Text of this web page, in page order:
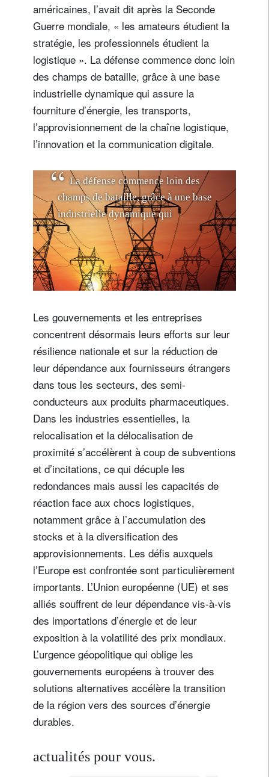
américaines, l’avait dit après la Seconde
Guerre mondiale, « les amateurs étudient la
stratégie, les professionnels étudient la
logistique ». La défense commence donc loin
des champs de bataille, grâce à une base
industrielle dynamique qui assure la
fourniture d’énergie, les transports,
l’approvisionnement de la chaîne logistique,
l’innovation et la communication digitale.
La défense commence loin des
champs de bataille, grâce à une base
industrielle dynamique qui ass
a
four d’ erg ,
Les gouvernements et les entreprises
concentrent désormais leurs efforts sur leur
résilience nationale et sur la réduction de
leur dépendance aux fournisseurs étrangers
dans tous les secteurs, des semi-
conducteurs aux produits pharmaceutiques.
Dans les industries essentielles, la
relocalisation et la délocalisation de
proximité s’accélèrent à coup de subventions
et d’incitations, ce qui décuple les
redondances mais aussi les capacités de
réaction face aux chocs logistiques,
notamment grâce à l’accumulation des
stocks et à la diversification des
approvisionnements. Les défis auxquels
l’Europe est confrontée sont particulièrement
importants. L’Union européenne (UE) et ses
alliés souffrent de leur dépendance vis-à-vis
des importations d’énergie et de leur
exposition à la volatilité des prix mondiaux.
L’urgence géopolitique qui oblige les
gouvernements européens à trouver des
solutions alternatives accélère la transition
de la région vers des sources d’énergie
durables.
actualités pour vous.